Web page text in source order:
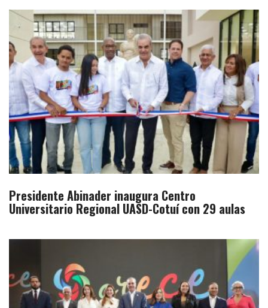
Presidente Abinader inaugura Centro
Universitario Regional UASD-Cotuí con 29 aulas